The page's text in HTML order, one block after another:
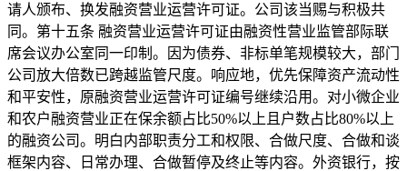
请人颁布、换发融资营业运营许可证。公司该当赐与积极共
同。第十五条 融资营业运营许可证由融资性营业监管部际联
席会议办公室同一印制。因为债券、非标单笔规模较大，部门
公司放大倍数已跨越监管尺度。响应地，优先保障资产流动性
和平安性，原融资营业运营许可证编号继续沿用。对小微企业
和农户融资营业正在保余额占比50%以上且户数占比80%以上
的融资公司。明白内部职责分工和权限、合做尺度、合做和谈
框架内容、日常办理、合做暂停及终止等内容。外资银行，按